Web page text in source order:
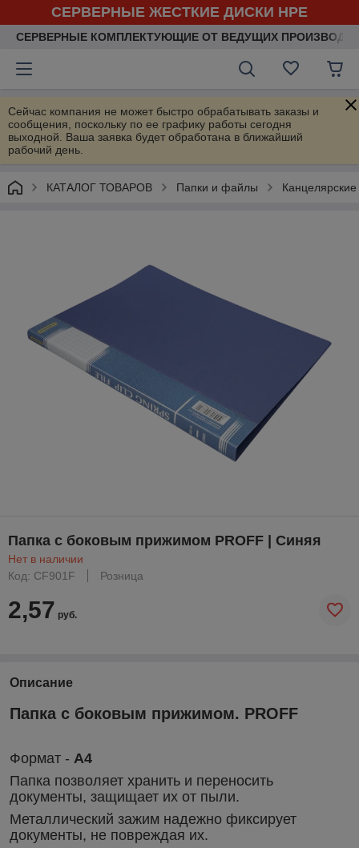
СЕРВЕРНЫЕ ЖЕСТКИЕ ДИСКИ HPE
СЕРВЕРНЫЕ КОМПЛЕКТУЮЩИЕ ОТ ВЕДУЩИХ
Сейчас компания не может быстро обрабатывать заказы и
сообщения, поскольку по ее графику работы сегодня
выходной. Ваша заявка будет обработана в ближайший
рабочий день.
КАТАЛОГ ТОВАРОВ Папки и файлы
Папка с боковым прижимом PROFF | Синяя
Нет в наличии
Код: CF901F
Розница
2,57 руб.
Описание
Папка с боковым прижимом. PROFF
Формат - А4
Папка позволяет хранить и переносить
документы, защищает их от пыли.
Металлический зажим надежно фиксирует
документы, не повреждая их.